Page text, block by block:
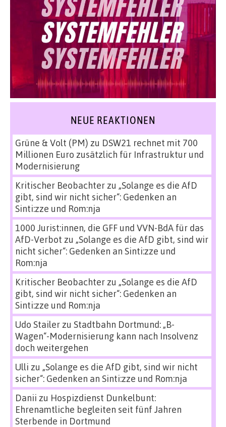
NEUE REAKTIONEN
Grüne & Volt (PM) zu DSW21 rechnet mit 700
Millionen Euro zusätzlich für Infrastruktur und
Modernisierung
Kritischer Beobachterzu „Solange es die AfD
gibt, sind wir nicht sicher“: Gedenken an
Sinti:zze und Rom:nja
1000 Jurist:innen, die GFF und VVN-BdA für das
AfD-Verbot zu „Solange es die AfD gibt, sind wir
nicht sicher“: Gedenken an Sinti:zze und
Rom:nja
Kritischer Beobachterzu „Solange es die AfD
gibt, sind wir nicht sicher“: Gedenken an
Sinti:zze und Rom:nja
Udo Stailerzu Stadtbahn Dortmund: „B-
Wagen“-Modernisierung kann nach Insolvenz
doch weitergehen
Ulli zu „Solange es die AfD gibt, sind wir nicht
sicher“: Gedenken an Sinti:zze und Rom:nja
Danii zu Hospizdienst Dunkelbunt:
Ehrenamtliche begleiten seit fünf Jahren
Sterbende in Dortmund